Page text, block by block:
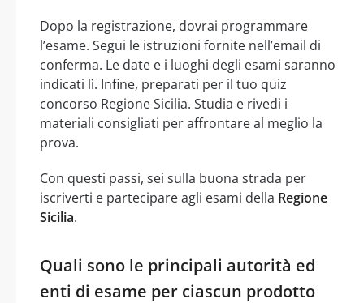
Dopo la registrazione, dovrai programmare
l’esame. Segui le istruzioni fornite nell’email di
conferma. Le date e i luoghi degli esami saranno
indicati lì. Infine, preparati per il tuo quiz
concorso Regione Sicilia. Studia e rivedi i
materiali consigliati per affrontare al meglio la
prova.
Con questi passi, sei sulla buona strada per
iscriverti e partecipare agli esami della Regione
Sicilia.
Quali sono le principali autorità ed
enti di esame per ciascun prodotto